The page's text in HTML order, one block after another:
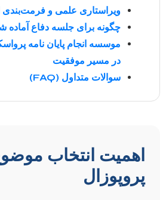
ویراستاری علمی و فرمت‌بندی
چگونه برای جلسه دفاع آماده
موسسه انجام پایان نامه
در مسیر موفقیت
سوالات متداول (FAQ)
اهمیت انتخاب
پروپوزال